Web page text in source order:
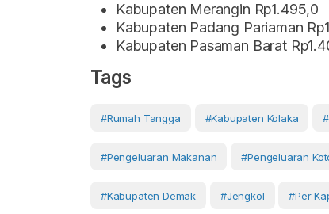
Kabupaten Merangin Rp1.495,0
Kabupaten Padang Pariaman
Kabupaten Pasaman Barat
Tags
#Rumah Tangga #Kabupaten Kolaka
#pengeluaran Makanan #pengeluaran
#Kabupaten Demak #Jengkol #Per